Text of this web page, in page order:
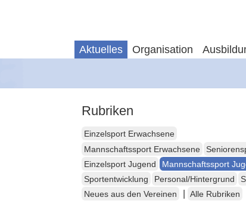
Aktuelles Organisation
Rubriken
Einzelsport Erwachsene
Mannschaftssport Erwachsene
Einzelsport Jugend
Mannschaftssport
Sportentwicklung
Personal/Hintergrund
Neues aus den Vereinen
Alle Rubriken